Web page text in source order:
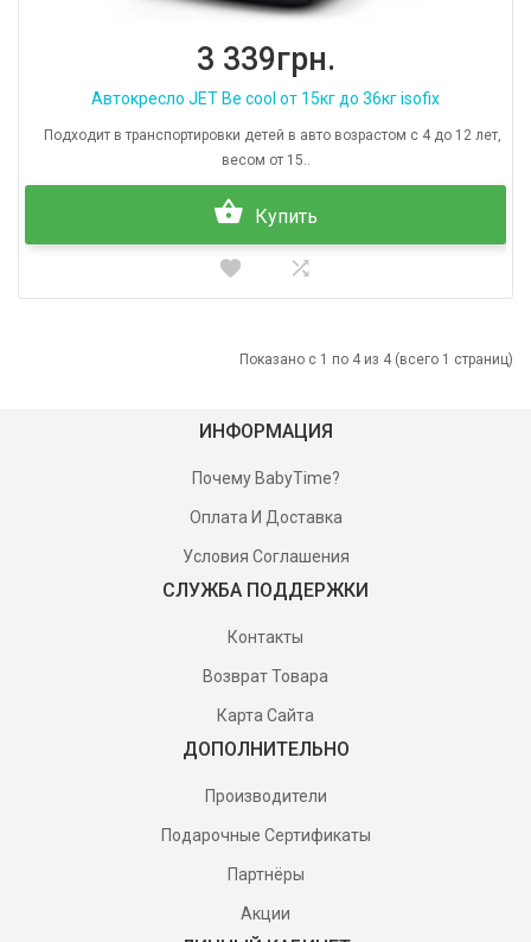
3 339грн.
Автокресло JET Be cool от 15кг до 36кг isofix
Подходит в транспортировки детей в авто возрастом с 4 до 12 лет,
весом от 15..
Купить
Показано с 1 по 4 из 4 (всего 1 страниц)
ИНФОРМАЦИЯ
Почему BabyTime?
Оплата И Доставка
Условия Соглашения
СЛУЖБА ПОДДЕРЖКИ
Контакты
Возврат Товара
Карта Сайта
ДОПОЛНИТЕЛЬНО
Производители
Подарочные Сертификаты
Партнёры
Акции